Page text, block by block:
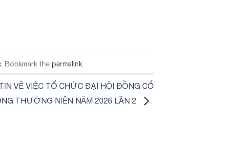
. Bookmark the permalink
VỀ VIỆC TỔ CHỨC ĐẠI HỘI ĐỒNG CỔ
THƯỜNG NIÊN NĂM 2026 LẦN 2